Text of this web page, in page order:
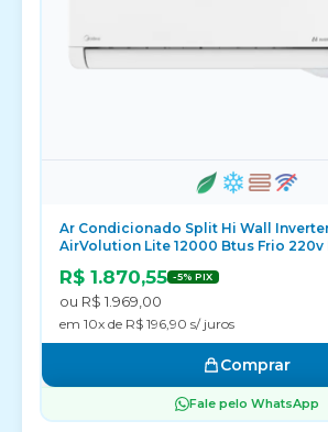
Ar Condicionado Split Hi Wall
AirVolution Lite 12000 Btus Frio 220v
R$ 1.870,55 -5% PIX
ou R$ 1.969,00
em 10x de R$ 196,90 s/ juros
Comprar
Fale pelo WhatsApp